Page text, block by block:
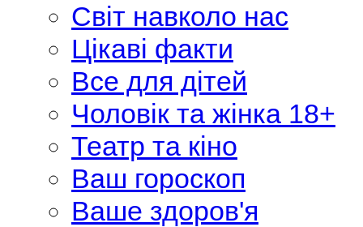
Світ навколо нас
Цікаві факти
Все для дітей
Чоловік та жінка 18+
Театр та кіно
Ваш гороскоп
Ваше здоров'я